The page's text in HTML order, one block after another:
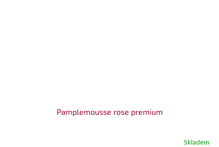
Pamplemousse rose premium
Skladem